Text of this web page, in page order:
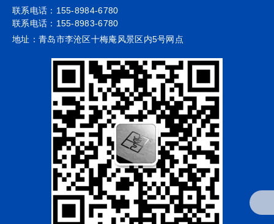
联系电话：155-8984-6780
联系电话：155-8983-6780
地址：青岛市李沧区十梅庵风景区内5号网点